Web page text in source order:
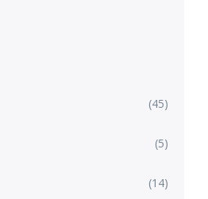
(45)
(5)
(14)